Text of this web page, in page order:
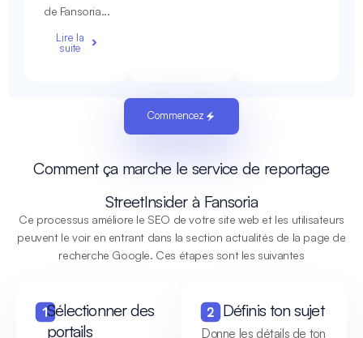
de Fansoria...
Lire la
suite
Commencez
Comment ça marche le service de reportage
StreetInsider à Fansoria
Ce processus améliore le SEO de votre site web et les utilisateurs
peuvent le voir en entrant dans la section actualités de la page de
recherche Google. Ces étapes sont les suivantes
Sélectionner des
portails
Définis ton sujet
Donne les détails de ton